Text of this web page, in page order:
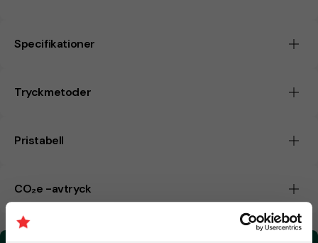
Specifikationer
Tryckmetoder
Pristabell
CO₂e -avtryck